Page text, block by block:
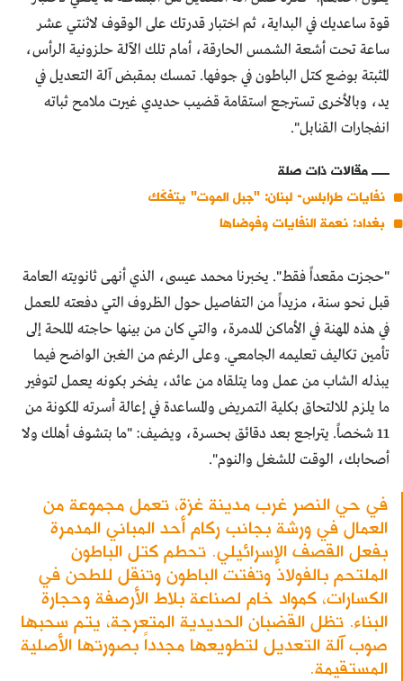
قوة ساعديك في البداية، ثم اختبار قدرتك على الوقوف لاثنتي عشر
ساعة تحت أشعة الشمس الحارقة، أمام تلك الآلة حلزونية الرأس،
المثبتة بوضع كتل الباطون في جوفها. تمسك بمقبض آلة التعديل في
يد، وبالأخرى تسترجع استقامة قضيب حديدي غيرت ملامح ثباته
انفجارات القنابل".
مقالات ذات صلة
نفايات طرابلس- لبنان: "جبل الموت" يتفكّك
بغداد: نعمة النفايات وفوضاها
"حجزت مقعداً فقط". يخبرنا محمد عيسى، الذي أنهى ثانويته العامة
قبل نحو سنة، مزيداً من التفاصيل حول الظروف التي دفعته للعمل
في هذه المهنة في الأماكن المدمرة، والتي كان من بينها حاجته الملحة إلى
تأمين تكاليف تعليمه الجامعي. وعلى الرغم من الغبن الواضح فيما
يبذله الشاب من عمل وما يتلقاه من عائد، يفخر بكونه يعمل لتوفير
ما يلزم للالتحاق بكلية التمريض والمساعدة في إعالة أسرته المكونة من
11 شخصاً. يتراجع بعد دقائق بحسرة، ويضيف: "ما بتشوف أهلك ولا
أصحابك، الوقت للشغل والنوم".
في حي النصر غرب مدينة غزة، تعمل مجموعة من
العمال في ورشة بجانب ركام أحد المباني المدمرة
بفعل القصف الإسرائيلي. تحطم كتل الباطون
الملتحم بالفولاذ وتفتت الباطون وتنقل للطحن في
الكسارات، كمواد خام لصناعة بلاط الأرصفة وحجارة
البناء. تظل القضبان الحديدية المتعرجة، يتم سحبها
صوب آلة التعديل لتطويعها مجدداً بصورتها الأصلية
المستقيمة.